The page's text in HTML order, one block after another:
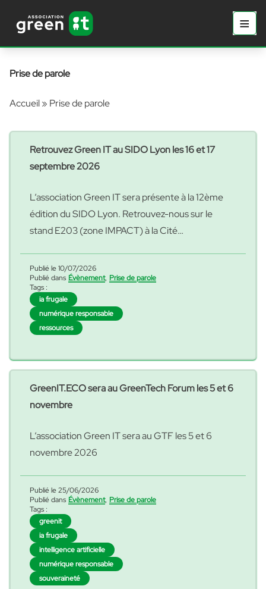
≡
Prise de parole
Accueil» Prise de parole
Retrouvez Green IT au SIDO Lyon les 16 et 17
septembre 2026
L’association Green IT sera présente à la 12ème
édition du SIDO Lyon. Retrouvez-nous sur le
stand E203 (zone IMPACT) à la Cité
prochains, afin d’échanger avec nos membres et
rencontrer nos experts sur le salon ou lors des
conférences où ils interviendrons. Ce sera
l’occasion de parlerPoursuivre la lecture
Publié le 10/07/2026
Publié dans Évènement, Prise de parole
Tags :
ia frugale
numérique responsable
ressources
GreenIT.ECO sera au GreenTech Forum les 5 et 6
novembre
L’association Green IT sera au GTF les 5 et 6
novembre 2026
Publié le 25/06/2026
Publié dans Évènement, Prise de parole
Tags :
greenit
ia frugale
intelligence artificielle
numérique responsable
souveraineté